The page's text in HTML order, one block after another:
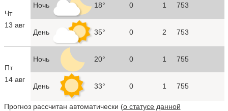
Чт
13 авг
Ночь 18° 0 1 753
День 35° 0 2 753
Пт
14 авг
Ночь 20° 0 1 755
День 33° 0 1 755
Прогноз рассчитан автоматически (о статусе данной